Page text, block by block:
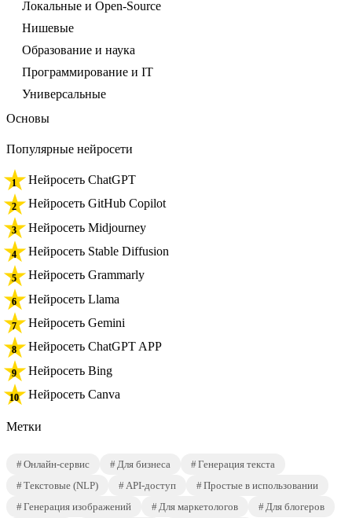
Локальные и Open-Source
Нишевые
Образование и наука
Программирование и IT
Универсальные
Основы
Популярные нейросети
Нейросеть ChatGPT
Нейросеть GitHub Copilot
Нейросеть Midjourney
Нейросеть Stable Diffusion
Нейросеть Grammarly
Нейросеть Llama
Нейросеть Gemini
Нейросеть ChatGPT APP
Нейросеть Bing
Нейросеть Canva
Метки
Онлайн-сервис Для бизнеса
Генерация текста
Текстовые (NLP)
API-доступ
Простые в использовании
Генерация изображений
Для маркетологов
Для блогеров